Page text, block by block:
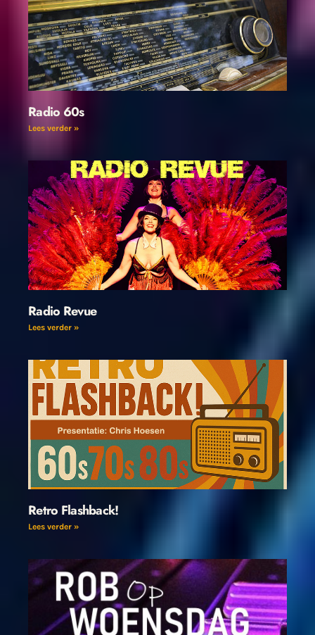
Radio 60s
Lees verder »
Radio Revue
Lees verder »
Retro Flashback!
Lees verder »